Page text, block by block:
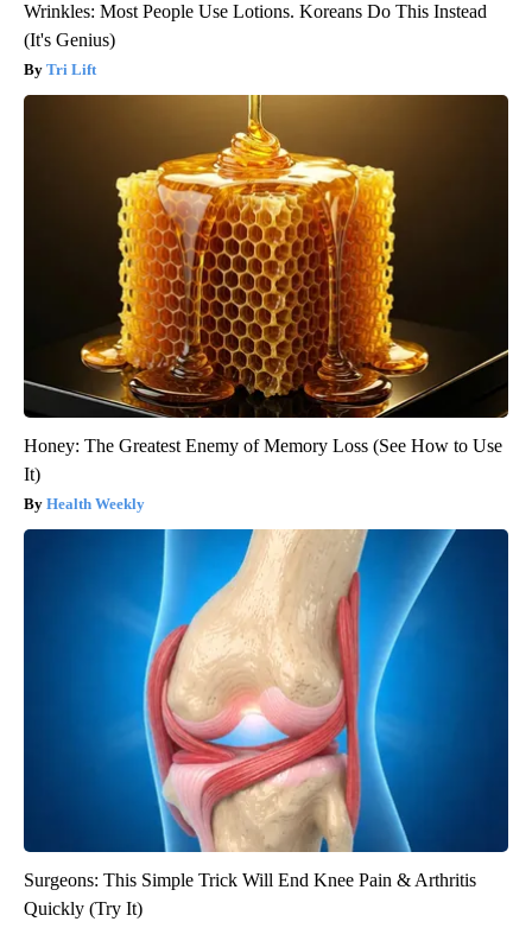
Wrinkles: Most People Use Lotions. Koreans Do This Instead
(It's Genius)
Tri Lift
Honey: The Greatest Enemy of Memory Loss (See How to Use
It)
Health Weekly
Surgeons: This Simple Trick Will End Knee Pain & Arthritis
Quickly (Try It)